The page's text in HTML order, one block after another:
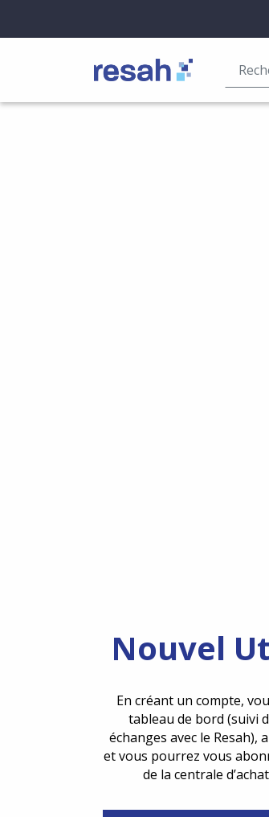
Logo Resah
Nouvel
En créant un compte,
tableau de bord (suivi
échanges avec le Resah),
et vous pourrez vous
de la centrale